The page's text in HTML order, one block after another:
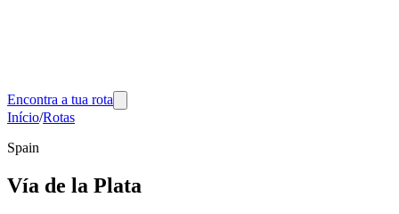
Encontra a tua rota
Início/Rotas
Spain
Vía de la Plata